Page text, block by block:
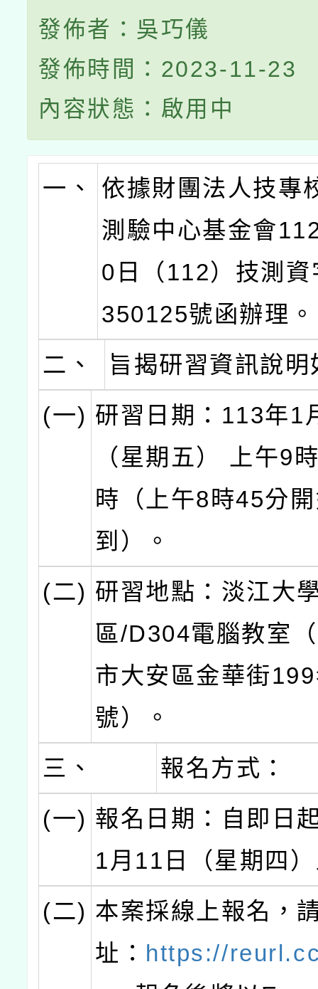
發佈者：吳巧儀
發佈時間：2023-11-23
內容狀態：啟用中
一、
依據財團法人技專
測驗中心基金會
0日（112）技測
350125號函辦理。
二、
旨揭研習資訊說明
(一) 研習日期：113年1
（星期五） 上午9
時（上午8時45分
到）。
(二) 研習地點：淡江大
區/D304電腦教室
市大安區金華街
號）。
三、
報名方式：
(一) 報名日期：自即日
1月11日（星期四
(二) 本案採線上報名，
址： https://